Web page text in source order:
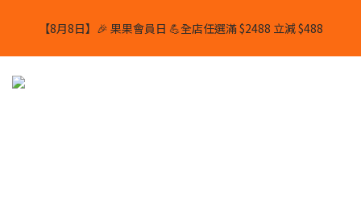
【8月8日】🎉 果果會員日 💪全店任選滿 $2488 立減 $488